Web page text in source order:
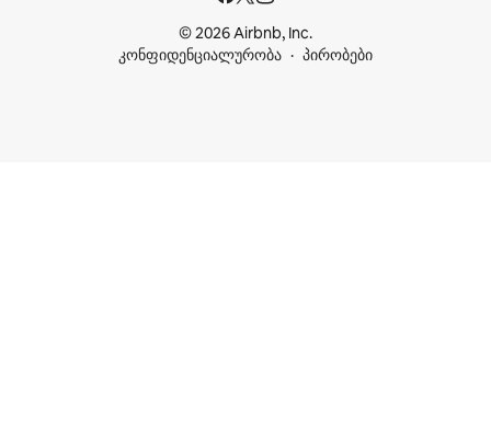
© 2026 Airbnb, Inc.
კონფიდენციალურობა
პირობები